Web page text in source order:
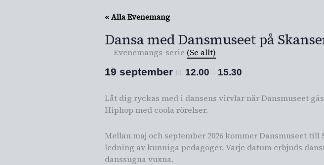
« Alla Evenemang
Dansa med Dansmuseet på
Evenemangs-serie (Se allt)
19 september kl. 12.00 – 15.30
Låt dig ryckas med i dansens virvlar när Dansmuseet
Hiphop med coola rörelser.
Mellan maj och september 2026 kommer Dansmuseet
ledning av kunniga pedagoger. Varje datum erbjuds
danssugna vuxna.